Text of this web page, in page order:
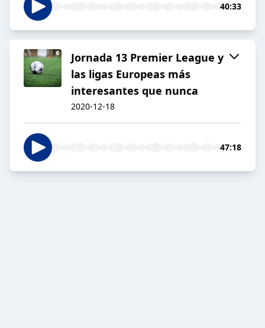
40:33
Jornada 13 Premier League y
las ligas Europeas más
interesantes que nunca
2020-12-18
47:18